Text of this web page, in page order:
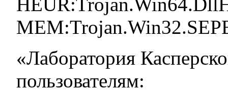
«Лаборатория
пользователям: